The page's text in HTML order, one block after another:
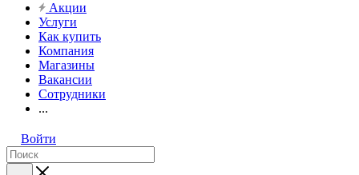
Акции
Услуги
Как купить
Компания
Магазины
Вакансии
Сотрудники
...
Войти